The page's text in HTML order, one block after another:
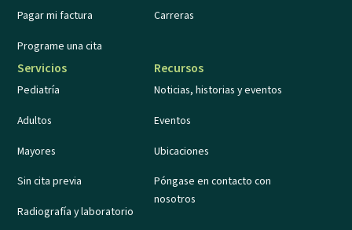
Pagar mi factura
Programe una cita
Carreras
Servicios
Pediatría
Adultos
Mayores
Sin cita previa
Radiografía y laboratorio
Recursos
Noticias, historias y eventos
Eventos
Ubicaciones
Póngase en contacto con
nosotros